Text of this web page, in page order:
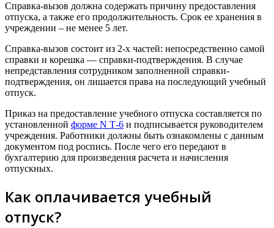
Справка-вызов должна содержать причину предоставления
отпуска, а также его продолжительность. Срок ее хранения в
учреждении – не менее 5 лет.
Справка-вызов состоит из 2-х частей: непосредственно самой
справки и корешка — справки-подтверждения. В случае
непредставления сотрудником заполненной справки-
подтверждения, он лишается права на последующий учебный
отпуск.
Приказ на предоставление учебного отпуска составляется по
установленной форме N Т-6 и подписывается руководителем
учреждения. Работники должны быть ознакомлены с данным
документом под роспись. После чего его передают в
бухгалтерию для произведения расчета и начисления
отпускных.
Как оплачивается учебный
отпуск?